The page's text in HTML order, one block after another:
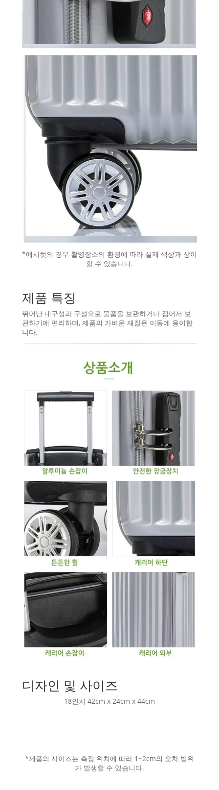
*예시컷의 경우 촬영장소의 환경에 따라 실제 색상과 상이
할 수 있습니다.
제품 특징
뛰어난 내구성과 구성으로 물품을 보관하거나 접어서 보
관하기에 편리하며, 제품의 가벼운 재질은 이동에 용이합
니다.
디자인 및 사이즈
18인치 42cm x 24cm x 44cm
*제품의 사이즈는 측정 위치에 따라 1~2cm의 오차 범위
가 발생할 수 있습니다.